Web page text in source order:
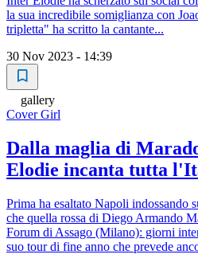
la sua incredibile somiglianza con
tripletta" ha scritto la cantante...
30 Nov 2023 - 14:39
gallery
Cover Girl
Dalla maglia di
Elodie incanta tutta
Prima ha esaltato Napoli indossando
che quella rossa di Diego Armando
Forum di Assago (Milano): giorni
suo tour di fine anno che prevede